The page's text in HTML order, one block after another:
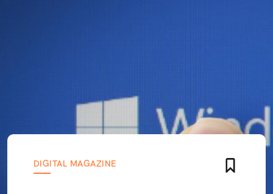
DIGITAL MAGAZINE